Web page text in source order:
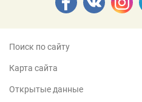
Поиск по сайту
Карта сайта
Открытые данные